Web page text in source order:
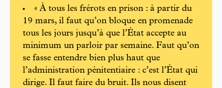
« À tous les frérots en prison : à partir du
19 mars, il faut qu’on bloque en promenade
tous les jours jusqu’à que l’État accepte au
minimum un parloir par semaine. Faut qu’on
se fasse entendre bien plus haut que
l’administration pénitentiaire : c’est l’État qui
dirige. Il faut faire du bruit. Ils nous disent